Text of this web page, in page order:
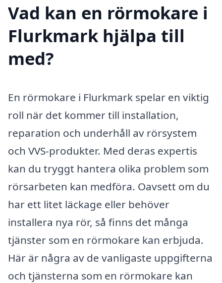
Vad kan en rörmokare i
Flurkmark hjälpa till
med?
En rörmokare i Flurkmark spelar en viktig
roll när det kommer till installation,
reparation och underhåll av rörsystem
och VVS-produkter. Med deras expertis
kan du tryggt hantera olika problem som
rörsarbeten kan medföra. Oavsett om du
har ett litet läckage eller behöver
installera nya rör, så finns det många
tjänster som en rörmokare kan erbjuda.
Här är några av de vanligaste uppgifterna
och tjänsterna som en rörmokare kan